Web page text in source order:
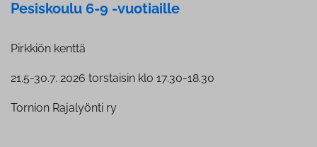
Pesiskoulu 6-9 -vuotiaille
Pirkkiön kenttä
21.5-30.7. 2026 torstaisin klo 17.30-18.30
Tornion Rajalyönti ry